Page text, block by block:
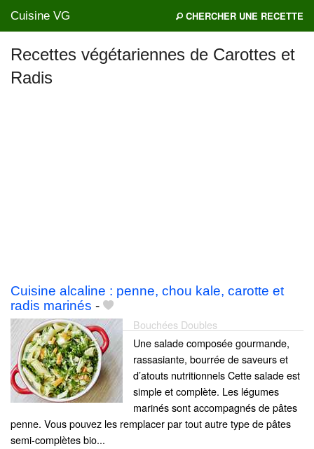
Cuisine VG CHERCHER UNE RECETTE
Recettes végétariennes de Carottes et
Radis
Cuisine alcaline : penne, chou kale, carotte et
radis marinés -
Bouchées Doubles
Une salade composée gourmande,
rassasiante, bourrée de saveurs et
d’atouts nutritionnels Cette salade est
simple et complète. Les légumes
marinés sont accompagnés de pâtes
penne. Vous pouvez les remplacer par tout autre type de pâtes
semi-complètes bio...